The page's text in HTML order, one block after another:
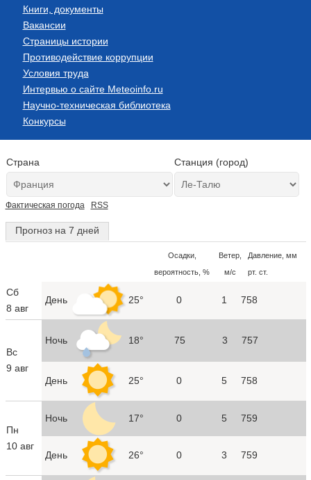
Книги, документы
Вакансии
Страницы истории
Противодействие коррупции
Условия труда
Интервью о сайте Meteoinfo.ru
Научно-техническая библиотека
Конкурсы
Страна Станция (город)
Фактическая погода RSS
Прогноз на 7 дней
Осадки,
вероятность, %
Ветер,
м/с
Давление, мм
рт. ст.
Сб
8 авг
День 25° 0 1 758
Вс
9 авг
Ночь 18° 75 3 757
День 25° 0 5 758
Пн
10 авг
Ночь 17° 0 5 759
День 26° 0 3 759